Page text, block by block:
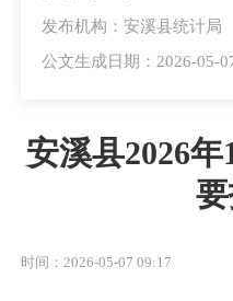
发布机构：安溪县统计局
公文生成日期：2026-05-
安溪县2026
时间：2026-05-07 09:17